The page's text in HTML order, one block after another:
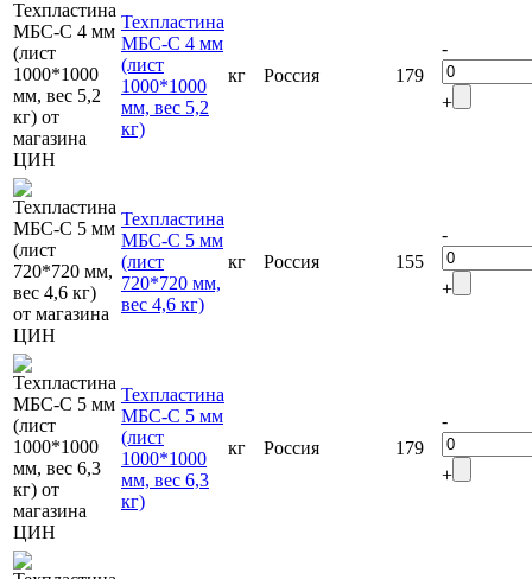
Техпластина
МБС-C 4 мм
(лист
1000*1000
мм, вес 5,2
кг)
кг Россия 179
-
+
Техпластина
МБС-C 5 мм
(лист
720*720 мм,
вес 4,6 кг)
кг Россия 155
-
+
Техпластина
МБС-C 5 мм
(лист
1000*1000
мм, вес 6,3
кг)
кг Россия 179
-
+